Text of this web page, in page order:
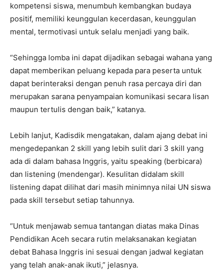
kompetensi siswa, menumbuh kembangkan budaya
positif, memiliki keunggulan kecerdasan, keunggulan
mental, termotivasi untuk selalu menjadi yang baik.
“Sehingga lomba ini dapat dijadikan sebagai wahana yang
dapat memberikan peluang kepada para peserta untuk
dapat berinteraksi dengan penuh rasa percaya diri dan
merupakan sarana penyampaian komunikasi secara lisan
maupun tertulis dengan baik,” katanya.
Lebih lanjut, Kadisdik mengatakan, dalam ajang debat ini
mengedepankan 2 skill yang lebih sulit dari 3 skill yang
ada di dalam bahasa Inggris, yaitu speaking (berbicara)
dan listening (mendengar). Kesulitan didalam skill
listening dapat dilihat dari masih minimnya nilai UN siswa
pada skill tersebut setiap tahunnya.
“Untuk menjawab semua tantangan diatas maka Dinas
Pendidikan Aceh secara rutin melaksanakan kegiatan
debat Bahasa Inggris ini sesuai dengan jadwal kegiatan
yang telah anak-anak ikuti,” jelasnya.